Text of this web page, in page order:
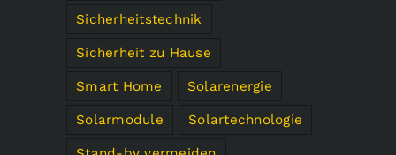
Sicherheitstechnik
Sicherheit zu Hause
Smart Home Solarenergie
Solarmodule Solartechnologie